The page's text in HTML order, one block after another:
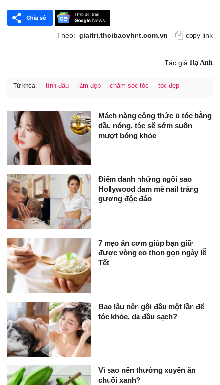
Theo: giaitri.thoibaovhnt.com.vn copy link
Tác giả:Hạ Anh
Từ khóa: tình đâu làm đẹp chăm sóc tóc tóc đẹp
Mách nàng công thức ủ tóc bằng
dầu nóng, tóc sẽ sớm suôn
mượt bóng khỏe
Điểm danh những ngôi sao
Hollywood đam mê nail tráng
gương độc đáo
7 mẹo ăn cơm giúp bạn giữ
được vòng eo thon gọn ngày lễ
Tết
Bao lâu nên gội đầu một lần để
tóc khỏe, da đầu sạch?
Vì sao nên thường xuyên ăn
chuối xanh?